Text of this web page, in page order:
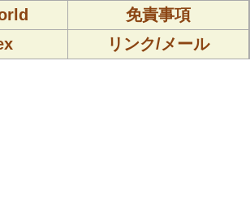
免責事項
リンク/メール